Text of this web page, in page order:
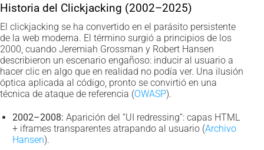
Historia del Clickjacking (2002–2025)
El clickjacking se ha convertido en el parásito persistente
de la web moderna. El término surgió a principios de los
2000, cuando Jeremiah Grossman y Robert Hansen
describieron un escenario engañoso: inducir al usuario a
hacer clic en algo que en realidad no podía ver. Una ilusión
óptica aplicada al código, pronto se convirtió en una
técnica de ataque de referencia (OWASP).
2002–2008: Aparición del “UI redressing”: capas HTML
+ iframes transparentes atrapando al usuario (Archivo
Hansen).